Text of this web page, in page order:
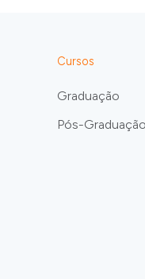
Cursos
Graduação
Pós-Graduação